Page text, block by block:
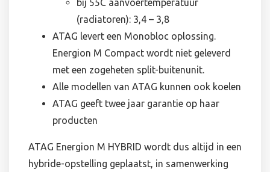
bij 55C aanvoertemperatuur
(radiatoren): 3,4 – 3,8
ATAG levert een Monobloc oplossing.
Energion M Compact wordt niet geleverd
met een zogeheten split-buitenunit.
Alle modellen van ATAG kunnen ook koelen
ATAG geeft twee jaar garantie op haar
producten
ATAG Energion M HYBRID wordt dus altijd in een
hybride-opstelling geplaatst, in samenwerking